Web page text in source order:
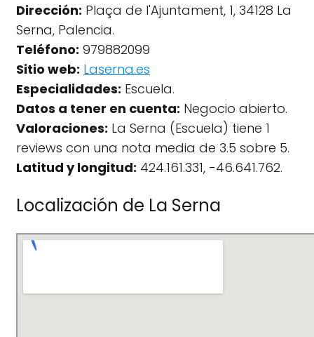
Dirección: Plaça de l'Ajuntament, 1, 34128 La
Serna, Palencia.
Teléfono: 979882099
Sitio web: Laserna.es
Especialidades: Escuela.
Datos a tener en cuenta: Negocio abierto.
Valoraciones: La Serna (Escuela) tiene 1
reviews con una nota media de 3.5 sobre 5.
Latitud y longitud: 424.161.331, -46.641.762.
Localización de La Serna